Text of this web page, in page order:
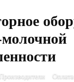
Производители Оплата